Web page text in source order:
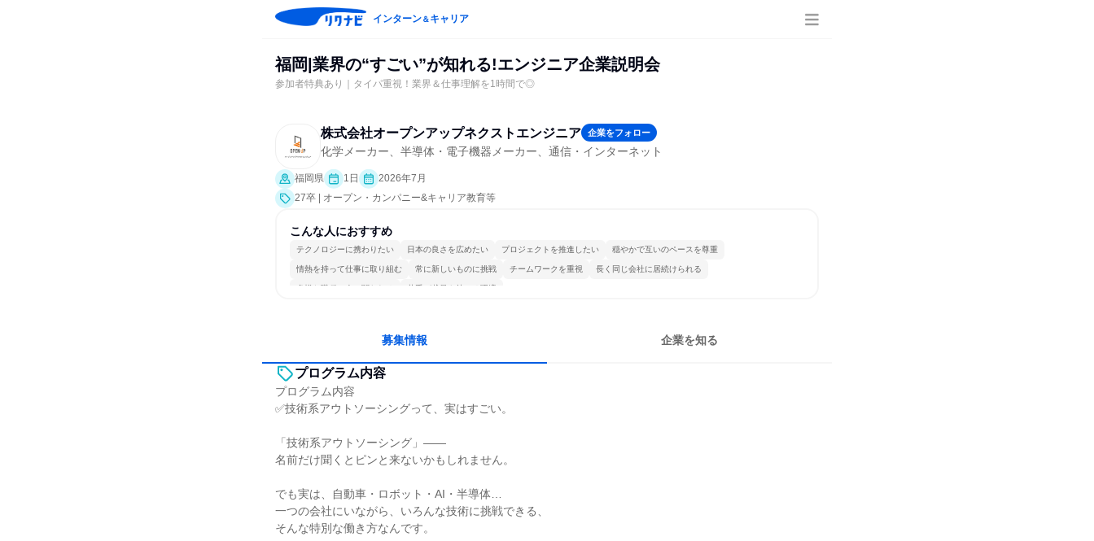
インターン＆キャリア
福岡|業界の“すごい”が知れる!エンジニア企業説明会
参加者特典あり｜タイパ重視！業界＆仕事理解を1時間で◎
株式会社オープンアップネクストエンジニア 企業をフォロー
化学メーカー、半導体・電子機器メーカー、通信・インターネット
福岡県 1日
2026年7月
27卒 | オープン・カンパニー&キャリア教育等
こんな人におすすめ
テクノロジーに携わりたい 日本の良さを広めたい プロジェクトを推進したい 穏やかで互いのペースを尊重
情熱を持って仕事に取り組む 常に新しいものに挑戦 チームワークを重視 長く同じ会社に居続けられる
多様な職種の人と関われる 若手が裁量を持てる環境
募集情報 企業を知る
プログラム内容
プログラム内容
✅技術系アウトソーシングって、実はすごい。
「技術系アウトソーシング」――
名前だけ聞くとピンと来ないかもしれません。
でも実は、自動車・ロボット・AI・半導体…
一つの会社にいながら、いろんな技術に挑戦できる、
そんな特別な働き方なんです。